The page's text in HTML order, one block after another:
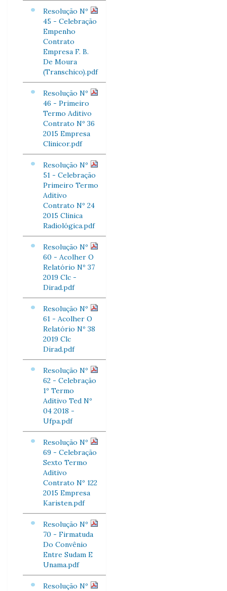
Resolução Nº
45 - Celebração
Empenho
Contrato
Empresa F. B.
De Moura
(Transchico).pdf
Resolução Nº
46 - Primeiro
Termo Aditivo
Contrato Nº 36
2015 Empresa
Clinicor.pdf
Resolução Nº
51 - Celebração
Primeiro Termo
Aditivo
Contrato Nº 24
2015 Clinica
Radiológica.pdf
Resolução Nº
60 - Acolher O
Relatório Nº 37
2019 Clc -
Dirad.pdf
Resolução Nº
61 - Acolher O
Relatório Nº 38
2019 Clc
Dirad.pdf
Resolução Nº
62 - Celebração
1º Termo
Aditivo Ted Nº
04 2018 -
Ufpa.pdf
Resolução Nº
69 - Celebração
Sexto Termo
Aditivo
Contrato Nº 122
2015 Empresa
Karisten.pdf
Resolução Nº
70 - Firmatuda
Do Convênio
Entre Sudam E
Unama.pdf
Resolução Nº